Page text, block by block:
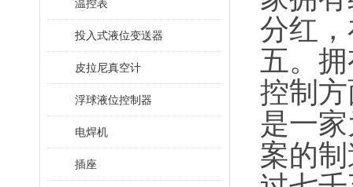
温控表
投入式液位变送器
皮拉尼真空计
浮球液位控制器
电焊机
插座
分红
五。
控制
是一
案的